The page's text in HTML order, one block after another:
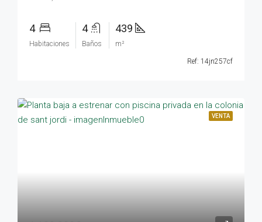
4
Habitaciones
4
Baños
439
m²
Ref: 14jn257cf
VENTA